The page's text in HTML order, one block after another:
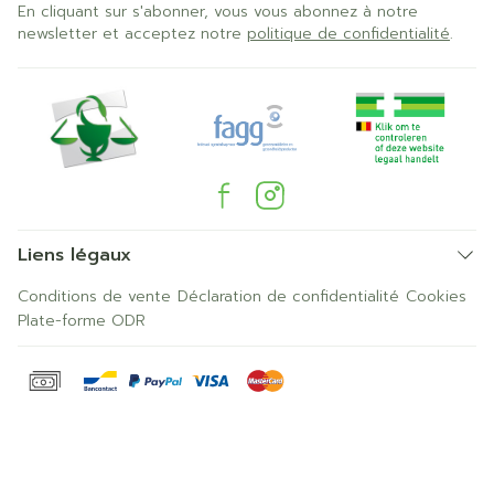
En cliquant sur s'abonner, vous vous abonnez à notre
newsletter et acceptez notre politique de confidentialité.
Liens légaux
Conditions de vente Déclaration de confidentialité Cookies
Plate-forme ODR